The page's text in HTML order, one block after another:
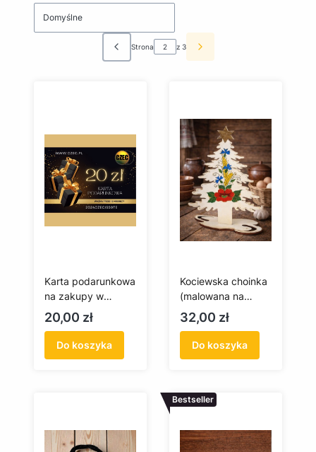
Domyślne
Poprzednie produkty
Strona z 3 Następne produkty
Karta podarunkowa
na zakupy w
czec.pl 20 zł
Cena
20,00 zł
Do koszyka
Kociewska choinka
(malowana na
drewnie)
Cena
32,00 zł
Do koszyka
Bestseller